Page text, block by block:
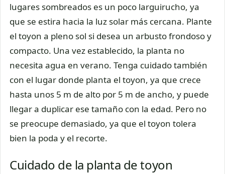
lugares sombreados es un poco larguirucho, ya
que se estira hacia la luz solar más cercana. Plante
el toyon a pleno sol si desea un arbusto frondoso y
compacto. Una vez establecido, la planta no
necesita agua en verano. Tenga cuidado también
con el lugar donde planta el toyon, ya que crece
hasta unos 5 m de alto por 5 m de ancho, y puede
llegar a duplicar ese tamaño con la edad. Pero no
se preocupe demasiado, ya que el toyon tolera
bien la poda y el recorte.
Cuidado de la planta de toyon